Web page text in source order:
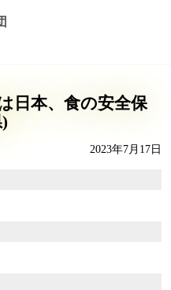
日本、食の安全保
2023年7月17日